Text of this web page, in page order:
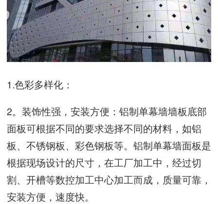
1.色彩多样化：
2。装饰性强，安装方便：铝制单幕墙墙板底部
面板可根据不同的要求选择不同的材料，如铝
板、不锈钢板、彩色钢板等。铝制单幕墙面板是
根据现场设计的尺寸，在工厂加工中，经过切
割、开槽等数控加工中心加工而成，质量可靠，
安装方便，速度快。